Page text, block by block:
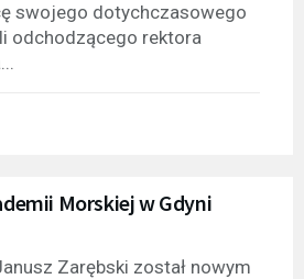
swojego dotychczasowego
odchodzącego rektora
Morskiej w Gdyni
Zarębski został nowym